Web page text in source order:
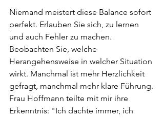
Niemand meistert diese Balance sofort
perfekt. Erlauben Sie sich, zu lernen
und auch Fehler zu machen.
Beobachten Sie, welche
Herangehensweise in welcher Situation
wirkt. Manchmal ist mehr Herzlichkeit
gefragt, manchmal mehr klare Führung.
Frau Hoffmann teilte mit mir ihre
Erkenntnis: "Ich dachte immer, ich